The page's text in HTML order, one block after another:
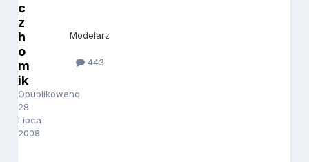
c
z
h
o
m
ik
Opublikowano
28
Lipca
2008
Modelarz
443